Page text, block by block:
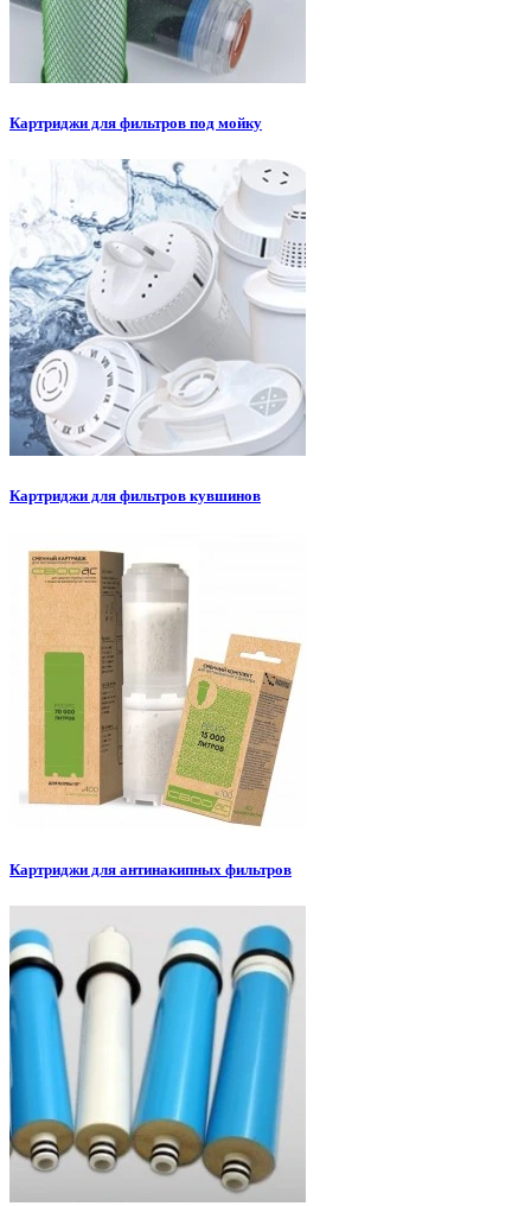
Картриджи для фильтров под мойку
Картриджи для фильтров кувшинов
Картриджи для антинакипных фильтров